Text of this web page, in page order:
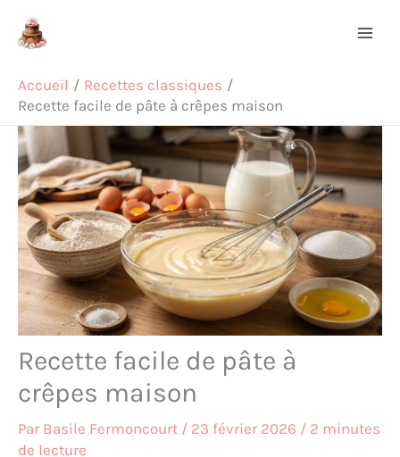
Accueil
Recettes classiques
Recette facile de pâte à crêpes maison
Recette facile de pâte à
crêpes maison
Par Basile Fermoncourt / 23 février 2026 / 2 minutes
de lecture
Rechercher